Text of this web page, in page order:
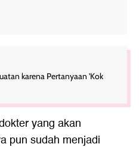
karena Pertanyaan 'Kok
yang akan
pun sudah menjadi